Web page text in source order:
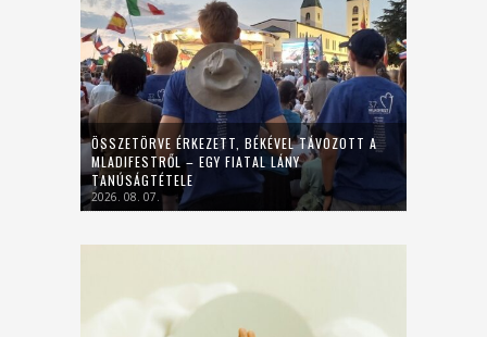
ÖSSZETÖRVE ÉRKEZETT, BÉKÉVEL TÁVOZOTT A
MLADIFESTRŐL – EGY FIATAL LÁNY
TANÚSÁGTÉTELE
2026. 08. 07.